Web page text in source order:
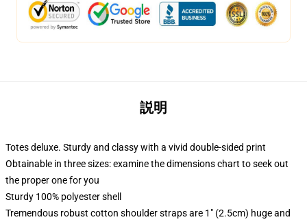
説明
Totes deluxe. Sturdy and classy with a vivid double-sided print
Obtainable in three sizes: examine the dimensions chart to seek out
the proper one for you
Sturdy 100% polyester shell
Tremendous robust cotton shoulder straps are 1" (2.5cm) huge and